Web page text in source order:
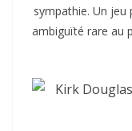
sympathie. Un
ambiguïté rare au